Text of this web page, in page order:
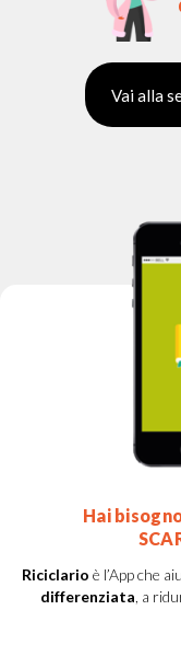
Vai alla
Hai
Riciclario è l’App che
differenziata, a